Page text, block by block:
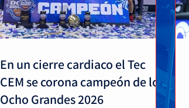
En un cierre cardiaco el Tec
CEM se corona campeón de los
Ocho Grandes 2026